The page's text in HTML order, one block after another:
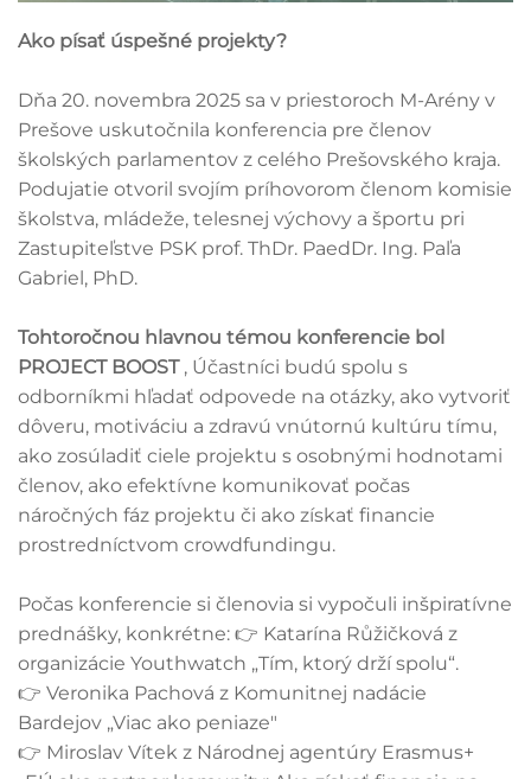
Ako písať úspešné projekty?
Dňa 20. novembra 2025 sa v priestoroch M-Arény v
Prešove uskutočnila konferencia pre členov
školských parlamentov z celého Prešovského kraja.
Podujatie otvoril svojím príhovorom členom komisie
školstva, mládeže, telesnej výchovy a športu pri
Zastupiteľstve PSK prof. ThDr. PaedDr. Ing. Paľa
Gabriel, PhD.
Tohtoročnou hlavnou témou konferencie bol
PROJECT BOOST , Účastníci budú spolu s
odborníkmi hľadať odpovede na otázky, ako vytvoriť
dôveru, motiváciu a zdravú vnútornú kultúru tímu,
ako zosúladiť ciele projektu s osobnými hodnotami
členov, ako efektívne komunikovať počas
náročných fáz projektu či ako získať financie
prostredníctvom crowdfundingu.
Počas konferencie si členovia si vypočuli inšpiratívne
prednášky, konkrétne: 👉 Katarína Růžičková z
organizácie Youthwatch „Tím, ktorý drží spolu“.
👉 Veronika Pachová z Komunitnej nadácie
Bardejov „Viac ako peniaze"
👉 Miroslav Vítek z Národnej agentúry Erasmus+